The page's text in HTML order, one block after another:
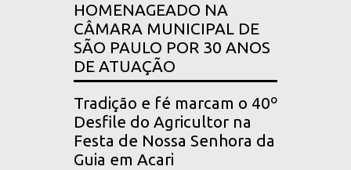
HOMENAGEADO NA
CÂMARA MUNICIPAL DE
SÃO PAULO POR 30 ANOS
DE ATUAÇÃO
Tradição e fé marcam o 40º
Desfile do Agricultor na
Festa de Nossa Senhora da
Guia em Acari